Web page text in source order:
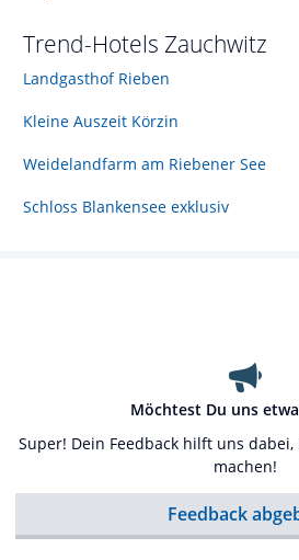
Trend-Hotels Zauchwitz
Landgasthof Rieben
Kleine Auszeit Körzin
Weidelandfarm am Riebener See
Schloss Blankensee exklusiv
Möchtest Du uns
Super! Dein Feedback hilft uns dabei,
machen!
Feedback